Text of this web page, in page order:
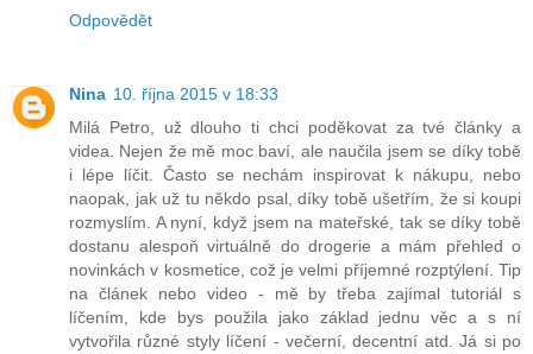
Odpovědět
Nina 10. října 2015 v 18:33
Milá Petro, už dlouho ti chci poděkovat za tvé články a
videa. Nejen že mě moc baví, ale naučila jsem se díky tobě
i lépe líčit. Často se nechám inspirovat k nákupu, nebo
naopak, jak už tu někdo psal, díky tobě ušetřím, že si koupi
rozmyslím. A nyní, když jsem na mateřské, tak se díky tobě
dostanu alespoň virtuálně do drogerie a mám přehled o
novinkách v kosmetice, což je velmi příjemné rozptýlení. Tip
na článek nebo video - mě by třeba zajímal tutoriál s
líčením, kde bys použila jako základ jednu věc a s ní
vytvořila různé styly líčení - večerní, decentní atd. Já si po